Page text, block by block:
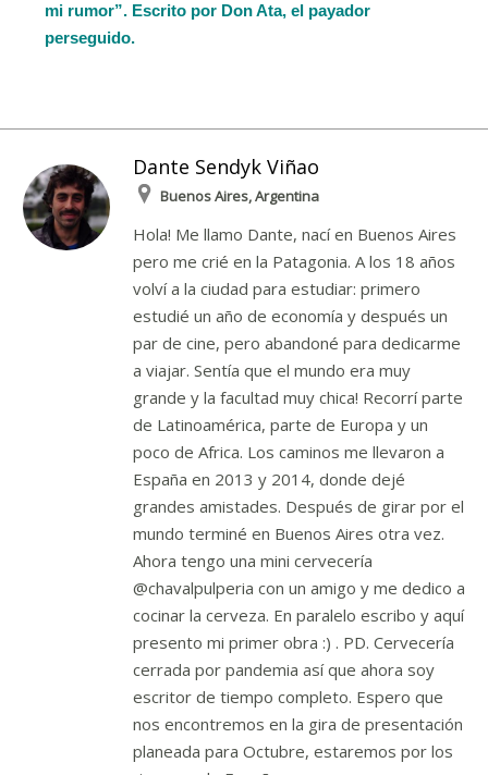
mi rumor”. Escrito por Don Ata, el payador
perseguido.
Dante Sendyk Viñao
Buenos Aires, Argentina
Hola! Me llamo Dante, nací en Buenos Aires
pero me crié en la Patagonia. A los 18 años
volví a la ciudad para estudiar: primero
estudié un año de economía y después un
par de cine, pero abandoné para dedicarme
a viajar. Sentía que el mundo era muy
grande y la facultad muy chica! Recorrí parte
de Latinoamérica, parte de Europa y un
poco de Africa. Los caminos me llevaron a
España en 2013 y 2014, donde dejé
grandes amistades. Después de girar por el
mundo terminé en Buenos Aires otra vez.
Ahora tengo una mini cervecería
@chavalpulperia con un amigo y me dedico a
cocinar la cerveza. En paralelo escribo y aquí
presento mi primer obra :) . PD. Cervecería
cerrada por pandemia así que ahora soy
escritor de tiempo completo. Espero que
nos encontremos en la gira de presentación
planeada para Octubre, estaremos por los